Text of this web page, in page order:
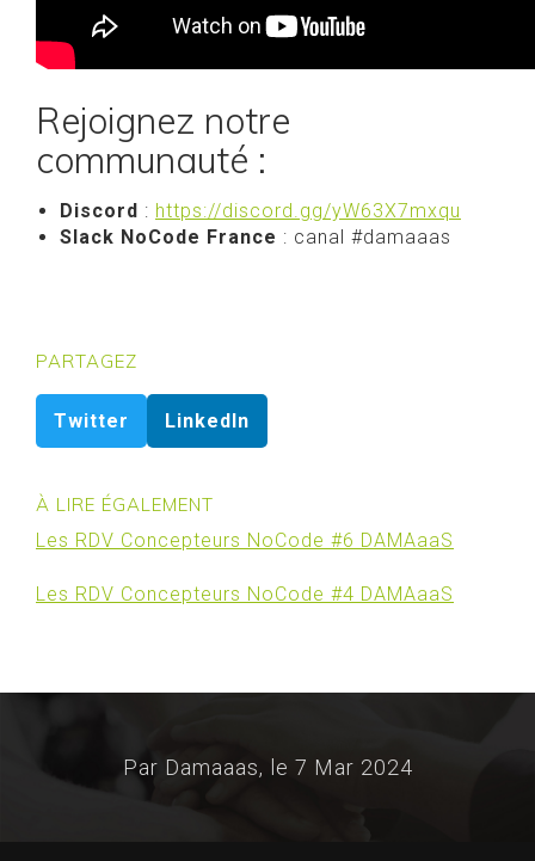
Rejoignez notre
communauté :
Discord : https://discord.gg/yW63X7mxqu
Slack NoCode France : canal #damaaas
PARTAGEZ
Twitter LinkedIn
À LIRE ÉGALEMENT
Les RDV Concepteurs NoCode #6 DAMAaaS
Les RDV Concepteurs NoCode #4 DAMAaaS
Par Damaaas, le 7 Mar 2024